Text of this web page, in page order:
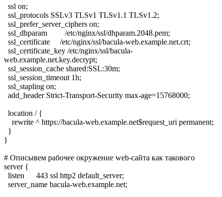
ssl on;
ssl_protocols SSLv3 TLSv1 TLSv1.1 TLSv1.2;
ssl_prefer_server_ciphers on;
ssl_dhparam /etc/nginx/ssl/dhparam.2048.pem;
ssl_certificate /etc/nginx/ssl/bacula-web.example.net.crt;
ssl_certificate_key /etc/nginx/ssl/bacula-
web.example.net.key.decrypt;
ssl_session_cache shared:SSL:30m;
ssl_session_timeout 1h;
ssl_stapling on;
add_header Strict-Transport-Security max-age=15768000;
location / {
rewrite ^ https://bacula-web.example.net$request_uri permanent;
}
}
# Описывем рабочее окружение web-сайта как такового
server {
listen 443 ssl http2 default_server;
server_name bacula-web.example.net;